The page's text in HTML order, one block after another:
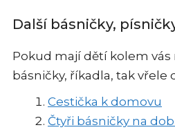
Další básničky,
Pokud mají dětí kolem vás
básničky, říkadla, tak
Cestička k domovu
Čtyři básničky na